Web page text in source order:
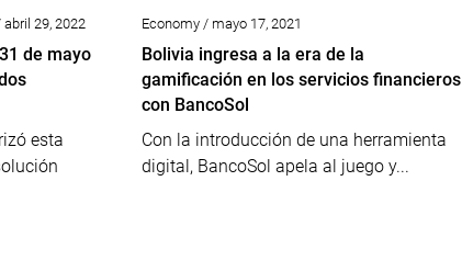
29, 2022
de mayo
esta
Economy / mayo 17, 2021
Bolivia ingresa a la era de la
gamificación en los servicios financieros
con BancoSol
Con la introducción de una herramienta
digital, BancoSol apela al juego y...